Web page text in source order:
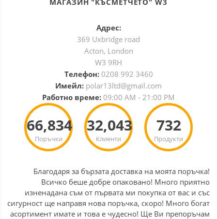
МАГАЗИН "КЪСМЕТЧЕТО" W3
Адрес:
369 Uxbridge road
Acton, London
W3 9RH
Телефон: 0208 992 3460
Имейл: polar13ltd@gmail.com
Работно време: 09:00 AM - 21:00 PM
Поръчки
66,834
Клиенти
32,043
Продукти
732
Благодаря за бързата доставка на моята поръчка!
Всичко беше добре опаковано! Много приятно
изненадана съм от първата ми покупка от вас и със
сигурност ще направя нова поръчка, скоро! Много богат
асортимент имате и това е чудесно! Ще Ви препоръчам